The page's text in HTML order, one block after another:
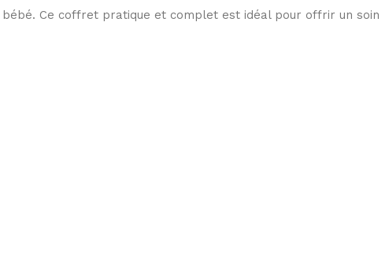
Ce coffret pratique et complet est idéal pour offrir un soin